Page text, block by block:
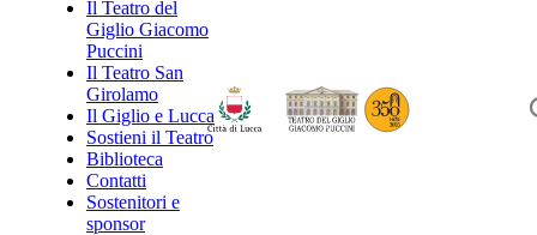
Il Teatro del
Giglio Giacomo
Puccini
Il Teatro San
Girolamo
Il Giglio e Lucca
Sostieni il Teatro
Biblioteca
Contatti
Sostenitori e
sponsor